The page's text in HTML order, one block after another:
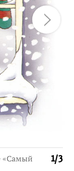
1/3
«Самый